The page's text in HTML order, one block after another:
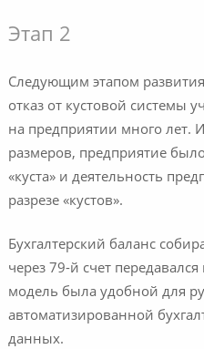
Этап 2
Следующим этапом развития
отказ от кустовой системы
на предприятии много лет.
размеров, предприятие
«куста» и деятельность
разрезе «кустов».
Бухгалтерский баланс
через 79-й счет
модель была удобной для
автоматизированной
данных.